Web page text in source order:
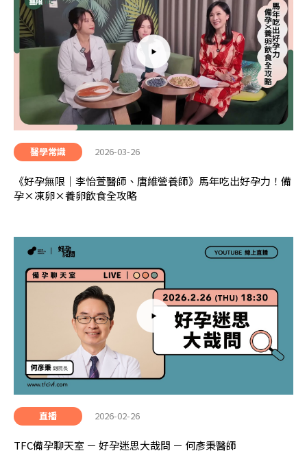
醫學常識 2026-03-26
《好孕無限｜李怡萱醫師、唐維營養師》馬年吃出好孕力！備
孕×凍卵×養卵飲食全攻略
直播 2026-02-26
TFC備孕聊天室 － 好孕迷思大哉問 － 何彥秉醫師